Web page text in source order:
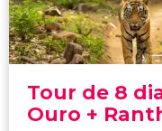
Tour de 8
Ouro +